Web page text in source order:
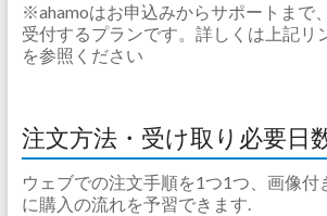
※ahamoはお申込みからサポートまで
受付するプランです。詳しくは上記リ
を参照ください
注文方法・受け取り必要日
ウェブでの注文手順を1つ1つ、画像付
に購入の流れを予習できます.